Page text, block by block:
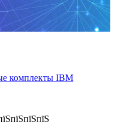
комплекты IBM